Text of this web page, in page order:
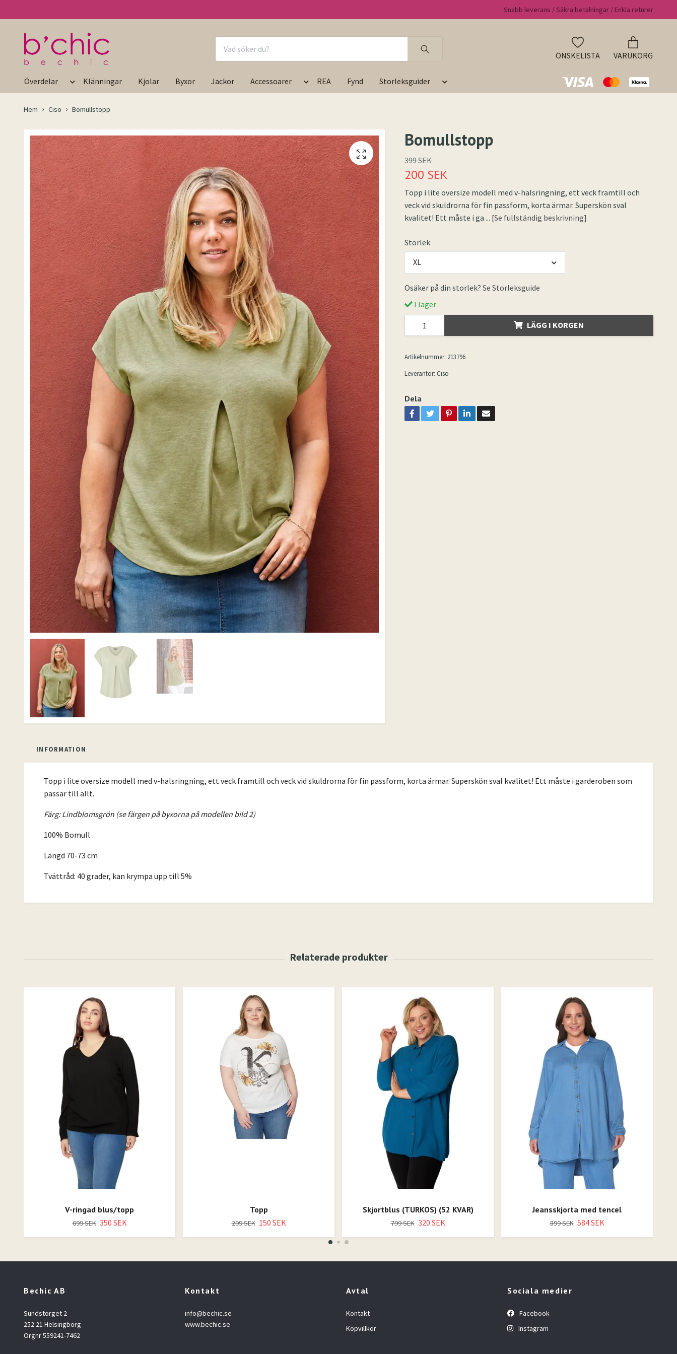
Snabb leverans / Säkra betalningar / Enkla returer
ÖNSKELISTA VARUKORG
Överdelar Klänningar Kjolar Byxor Jackor Accessoarer REA Fynd Storleksguider
Hem Ciso Bomullstopp
Bomullstopp
399 SEK
200 SEK
Topp i lite oversize modell med v-halsringning, ett veck framtill och
veck vid skuldrorna för fin passform, korta ärmar. Superskön sval
kvalitet! Ett måste i ga ... [Se fullständig beskrivning]
Storlek
XL
Osäker på din storlek? Se Storleksguide
I lager
LÄGG I KORGEN
Artikelnummer: 213796
Leverantör: Ciso
Dela
INFORMATION
Topp i lite oversize modell med v-halsringning, ett veck framtill och veck vid skuldrorna för fin passform, korta ärmar. Superskön sval kvalitet! Ett måste i garderoben som
passar till allt.
Färg: Lindblomsgrön (se färgen på byxorna på modellen bild 2)
100% Bomull
Längd 70-73 cm
Tvättråd: 40 grader, kan krympa upp till 5%
V-ringad blus/topp
699 SEK 350 SEK
Topp
299 SEK 150 SEK
Skjortblus (TURKOS) (52 KVAR)
799 SEK 320 SEK
Jeansskjorta med tencel
899 SEK 584 SEK
Bechic AB
Sundstorget 2
252 21 Helsingborg
Orgnr 559241-7462
Kontakt
info@bechic.se
www.bechic.se
Avtal
Kontakt
Köpvillkor
Sociala medier
Facebook
Instagram